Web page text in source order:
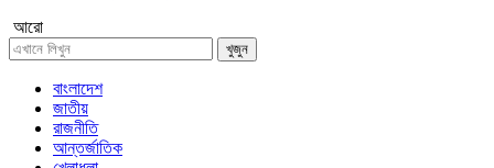
আরো
খুজুন
বাংলাদেশ
জাতীয়
রাজনীতি
আন্তর্জাতিক